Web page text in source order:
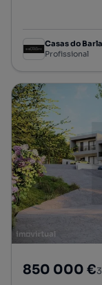
Casas do
Profissional
850 000 €